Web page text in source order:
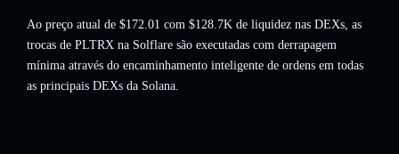
Ao preço atual de $172.01 com $128.7K de liquidez nas DEXs, as
trocas de PLTRX na Solflare são executadas com derrapagem
mínima através do encaminhamento inteligente de ordens em todas
as principais DEXs da Solana.